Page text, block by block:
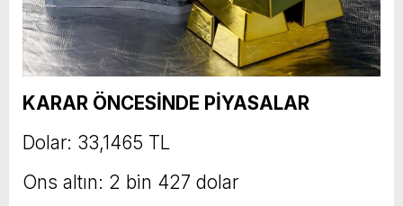
KARAR ÖNCESİNDE PİYASALAR
Dolar: 33,1465 TL
Ons altın: 2 bin 427 dolar